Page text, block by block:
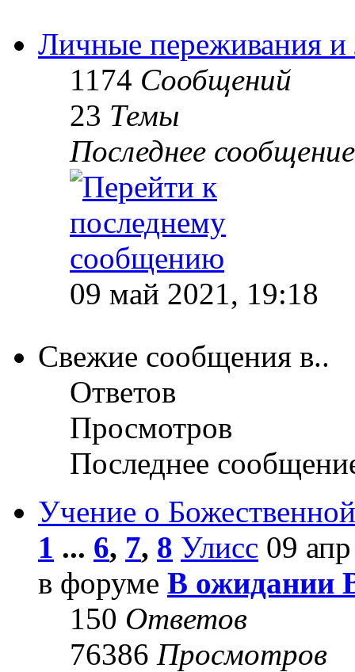
Личные переживания
1174 Сообщений
23 Темы
Последнее сообщение
09 май 2021, 19:18
Свежие сообщения в..
Ответов
Просмотров
Последнее
Учение о
1 ... 6, 7, 8 Улисс 09
в форуме В ожидании
150 Ответов
76386 Просмотров